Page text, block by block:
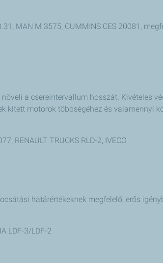
MAN M 3575, CUMMINS CES 20081,
a csereintervallum hosszát. Kivételes
kitett motorok többségéhez és valamennyi
RENAULT TRUCKS RLD-2, IVECO
határértékeknek megfelelő, erős
LDF-3/LDF-2